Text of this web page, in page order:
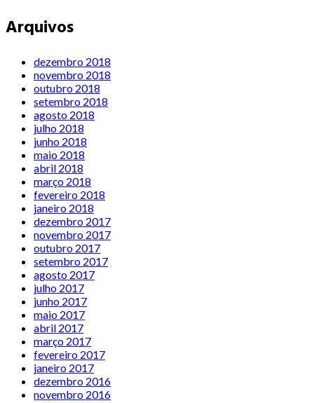
Arquivos
dezembro 2018
novembro 2018
outubro 2018
setembro 2018
agosto 2018
julho 2018
junho 2018
maio 2018
abril 2018
março 2018
fevereiro 2018
janeiro 2018
dezembro 2017
novembro 2017
outubro 2017
setembro 2017
agosto 2017
julho 2017
junho 2017
maio 2017
abril 2017
março 2017
fevereiro 2017
janeiro 2017
dezembro 2016
novembro 2016